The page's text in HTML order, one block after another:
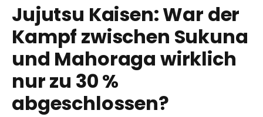
Jujutsu Kaisen: War der
Kampf zwischen Sukuna
und Mahoraga wirklich
nur zu 30 %
abgeschlossen?